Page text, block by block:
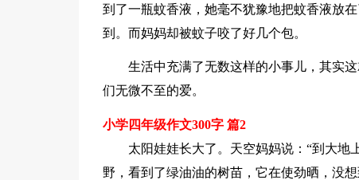
到了一瓶蚊香液，她毫不犹豫地把蚊香液放
到。而妈妈却被蚊子咬了好几个包。
生活中充满了无数这样的小事儿，其实
们无微不至的爱。
小学四年级作文300字 篇2
太阳娃娃长大了。天空妈妈说：“到大地
野，看到了绿油油的树苗，它在使劲晒，没